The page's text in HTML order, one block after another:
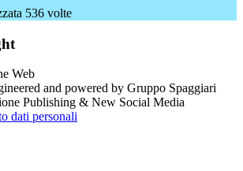
536 volte
and powered by Gruppo Spaggiari
Publishing & New Social Media
dati personali